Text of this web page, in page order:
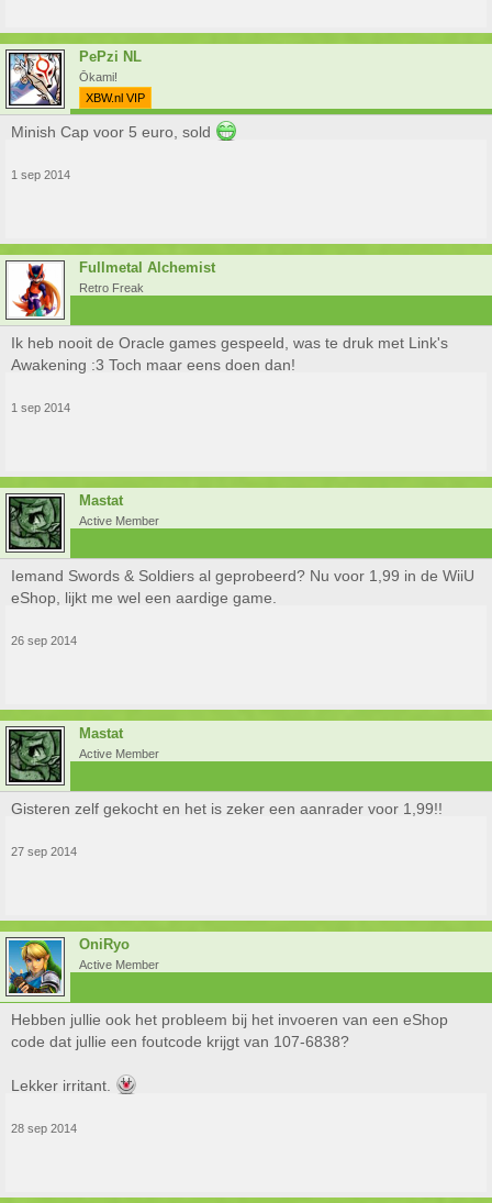
PePzi NL
Ōkami!
XBW.nl VIP
Minish Cap voor 5 euro, sold
1 sep 2014
Fullmetal Alchemist
Retro Freak
Ik heb nooit de Oracle games gespeeld, was te druk met Link's
Awakening :3 Toch maar eens doen dan!
1 sep 2014
Mastat
Active Member
Iemand Swords & Soldiers al geprobeerd? Nu voor 1,99 in de WiiU
eShop, lijkt me wel een aardige game.
26 sep 2014
Mastat
Active Member
Gisteren zelf gekocht en het is zeker een aanrader voor 1,99!!
27 sep 2014
OniRyo
Active Member
Hebben jullie ook het probleem bij het invoeren van een eShop
code dat jullie een foutcode krijgt van 107-6838?
Lekker irritant.
28 sep 2014